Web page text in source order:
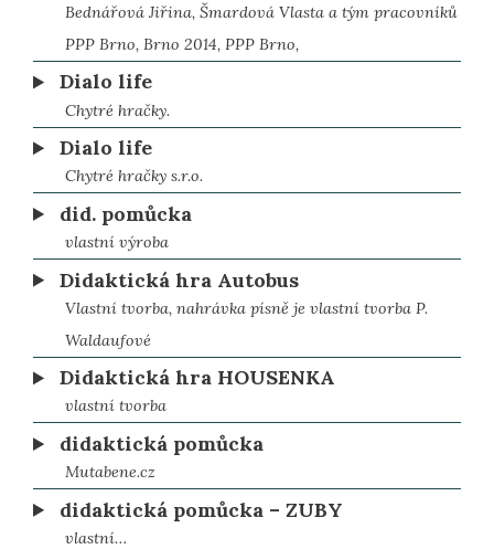
Bednářová Jiřina, Šmardová Vlasta a tým pracovníků
PPP Brno, Brno 2014, PPP Brno,
Dialo life
Chytré hračky.
Dialo life
Chytré hračky s.r.o.
did. pomůcka
vlastní výroba
Didaktická hra Autobus
Vlastní tvorba, nahrávka písně je vlastní tvorba P.
Waldaufové
Didaktická hra HOUSENKA
vlastní tvorba
didaktická pomůcka
Mutabene.cz
didaktická pomůcka – ZUBY
vlastní…